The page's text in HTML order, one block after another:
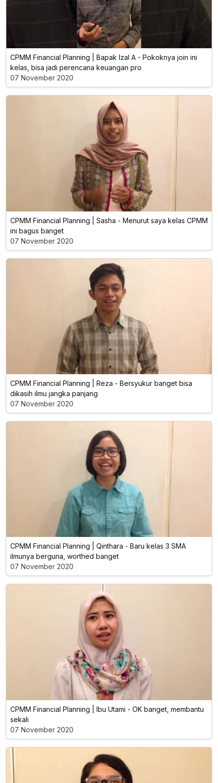
CPMM Financial Planning | Bapak Izal A - Pokoknya join ini
kelas, bisa jadi perencana keuangan pro
07 November 2020
CPMM Financial Planning | Sasha - Menurut saya kelas CPMM
ini bagus banget
07 November 2020
CPMM Financial Planning | Reza - Bersyukur banget bisa
dikasih ilmu jangka panjang
07 November 2020
CPMM Financial Planning | Qinthara - Baru kelas 3 SMA
ilmunya berguna, worthed banget
07 November 2020
CPMM Financial Planning | Ibu Utami - OK banget, membantu
sekali
07 November 2020